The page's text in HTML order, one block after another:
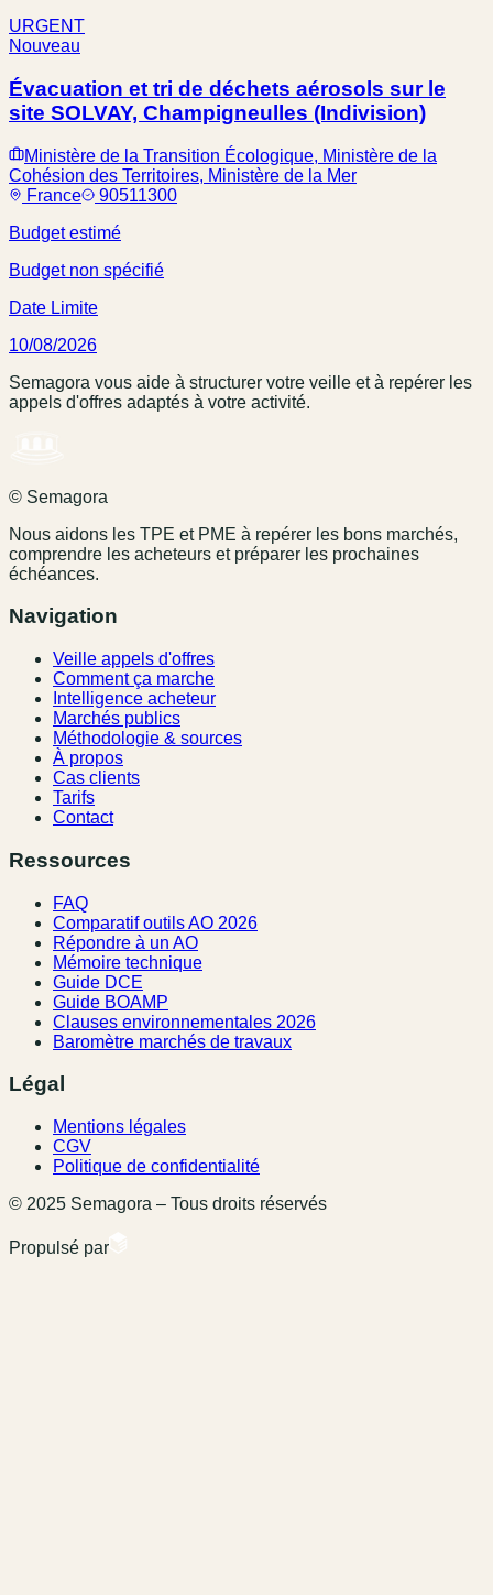
URGENT
Nouveau
Évacuation et tri de déchets aérosols sur le
site SOLVAY, Champigneulles (Indivision)
Ministère de la Transition Écologique, Ministère de la
Cohésion des Territoires, Ministère de la Mer
France
90511300
Budget estimé
Budget non spécifié
Date Limite
10/08/2026
Semagora vous aide à structurer votre veille et à repérer les
appels d'offres adaptés à votre activité.
© Semagora
Nous aidons les TPE et PME à repérer les bons marchés,
comprendre les acheteurs et préparer les prochaines
échéances.
Navigation
Veille appels d'offres
Comment ça marche
Intelligence acheteur
Marchés publics
Méthodologie & sources
À propos
Cas clients
Tarifs
Contact
Ressources
FAQ
Comparatif outils AO 2026
Répondre à un AO
Mémoire technique
Guide DCE
Guide BOAMP
Clauses environnementales 2026
Baromètre marchés de travaux
Légal
Mentions légales
CGV
Politique de confidentialité
© 2025 Semagora – Tous droits réservés
Propulsé par